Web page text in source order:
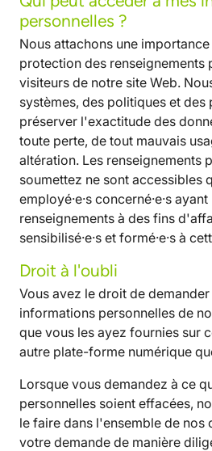
personnelles ?
Nous attachons une
protection des renseignements
visiteurs de notre site Web.
systèmes, des politiques et
préserver l'exactitude des
toute perte, de tout mauvais
altération. Les renseignements
soumettez ne sont accessibles
employé·e·s concerné·e·s
renseignements à des fins
sensibilisé·e·s et formé·e·s à
Droit à l'oubli
Vous avez le droit de
informations personnelles de
que vous les ayez fournies sur
autre plate-forme numérique
Lorsque vous demandez à ce
personnelles soient effacées,
le faire dans l'ensemble de nos
votre demande de manière